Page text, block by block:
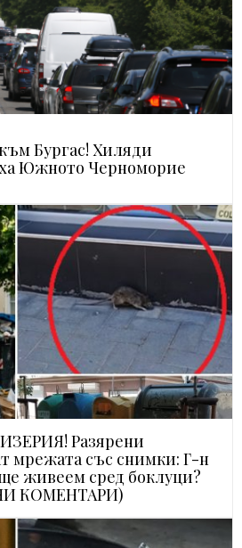
Бургас! Хиляди
Южното Черноморие
Разярени
мрежата със снимки: Г-н
живеем сред боклуци?
КОМЕНТАРИ)